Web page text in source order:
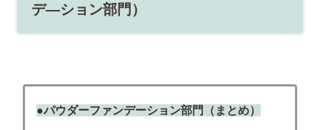
デ―ション部門）
●パウダーファンデーション部門（まとめ）